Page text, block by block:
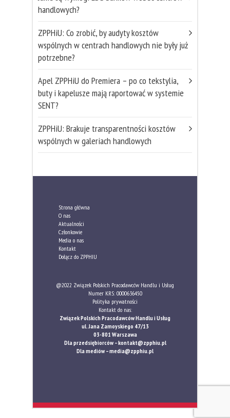
handlowych?
ZPPHiU: Co zrobić, by audyty kosztów
wspólnych w centrach handlowych nie były już
potrzebne?
Apel ZPPHiU do Premiera – po co tekstylia,
buty i kapelusze mają raportować w systemie
SENT?
ZPPHiU: Brakuje transparentności kosztów
wspólnych w galeriach handlowych
Strona główna
O nas
Aktualności
Członkowie
Media o nas
Kontakt
Dołącz do ZPPHIU
@2022 Związek Polskich Pracodawców Handlu i Usług
Numer KRS: 0000636450
Polityka prywatności
Kontakt do nas:
Związek Polskich Pracodawców Handlu i Usług
ul. Jana Zamoyskiego 47/13
03-801 Warszawa
Dla przedsiębiorców –kontakt@zpphiu.pl
Dla mediów –media@zpphiu.pl